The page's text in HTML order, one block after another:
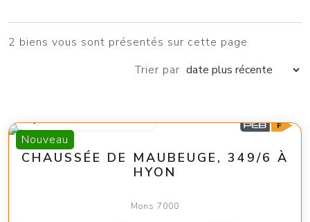
2 biens vous sont présentés sur cette page
Trier par
Nouveau
CHAUSSÉE DE MAUBEUGE, 349/6 À
HYON
Mons 7000